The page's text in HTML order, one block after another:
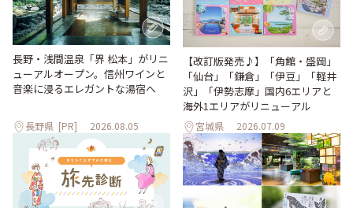
長野・浅間温泉「界 松本」がリニ
ューアルオープン。信州ワインと
音楽に浸るエレガントな湯宿へ
長野県 [PR] 2026.08.05
【改訂版発売♪】「角館・盛岡」
「仙台」「鎌倉」「伊豆」「軽井
沢」「伊勢志摩」国内6エリアと
海外1エリアがリニューアル
宮城県 2026.07.09